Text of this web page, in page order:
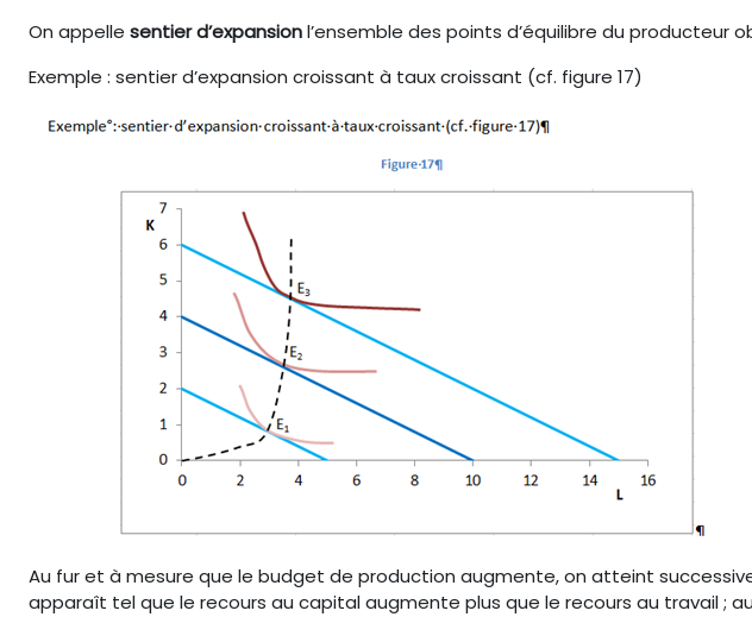
On appelle sentier d’expansionl’ensemble des points d’équilibre du producteur
Exemple : sentier d’expansion croissant à taux croissant (cf. figure 17)
Au fur et à mesure que le budget de production augmente, on atteint
apparaît tel que le recours au capital augmente plus que le recours au travail ;